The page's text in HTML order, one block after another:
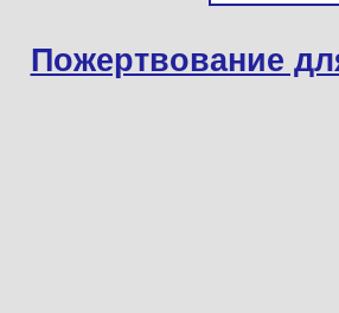
Пожертвование